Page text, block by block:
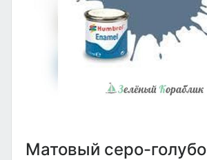
Матовый серо-